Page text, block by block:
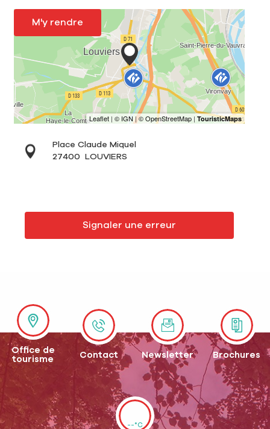
M'y rendre
Place Claude Miquel
27400
LOUVIERS
Signaler une erreur
Office de
tourisme
Contact Newsletter Brochures
--°C